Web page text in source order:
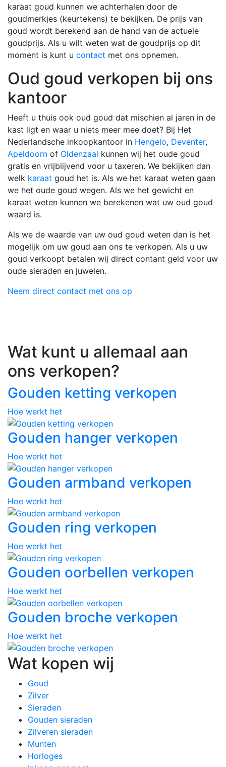
karaat goud kunnen we achterhalen door de
goudmerkjes (keurtekens) te bekijken. De prijs van
goud wordt berekend aan de hand van de actuele
goudprijs. Als u wilt weten wat de goudprijs op dit
moment is kunt u contact met ons opnemen.
Oud goud verkopen bij ons
kantoor
Heeft u thuis ook oud goud dat mischien al jaren in de
kast ligt en waar u niets meer mee doet? Bij Het
Nederlandsche inkoopkantoor in Hengelo, Deventer,
Apeldoorn of Oldenzaal kunnen wij het oude goud
gratis en vrijblijvend voor u taxeren. We bekijken dan
welk karaat goud het is. Als we het karaat weten gaan
we het oude goud wegen. Als we het gewicht en
karaat weten kunnen we berekenen wat uw oud goud
waard is.
Als we de waarde van uw oud goud weten dan is het
mogelijk om uw goud aan ons te verkopen. Als u uw
goud verkoopt betalen wij direct contant geld voor uw
oude sieraden en juwelen.
Neem direct contact met ons op
Wat kunt u allemaal aan
ons verkopen?
Gouden ketting verkopen
Hoe werkt het
Gouden hanger verkopen
Hoe werkt het
Gouden armband verkopen
Hoe werkt het
Gouden ring verkopen
Hoe werkt het
Gouden oorbellen verkopen
Hoe werkt het
Gouden broche verkopen
Hoe werkt het
Wat kopen wij
Goud
Zilver
Sieraden
Gouden sieraden
Zilveren sieraden
Munten
Horloges